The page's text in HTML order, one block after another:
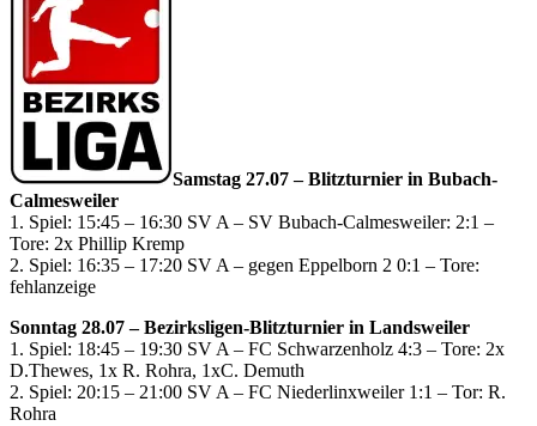
Samstag 27.07 – Blitzturnier in Bubach-
Calmesweiler
1. Spiel: 15:45 – 16:30 SV A – SV Bubach-Calmesweiler: 2:1 –
Tore: 2x Phillip Kremp
2. Spiel: 16:35 – 17:20 SV A – gegen Eppelborn 2 0:1 – Tore:
fehlanzeige
Sonntag 28.07 – Bezirksligen-Blitzturnier in Landsweiler
1. Spiel: 18:45 – 19:30 SV A – FC Schwarzenholz 4:3 – Tore: 2x
D.Thewes, 1x R. Rohra, 1xC. Demuth
2. Spiel: 20:15 – 21:00 SV A – FC Niederlinxweiler 1:1 – Tor: R.
Rohra